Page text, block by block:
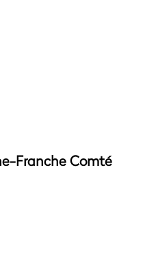
Franche Comté